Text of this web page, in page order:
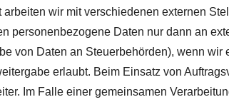
arbeiten wir mit verschiedenen externen
personenbezogene Daten nur dann an
von Daten an Steuerbehörden), wenn
erlaubt. Beim Einsatz von
Im Falle einer gemeinsamen